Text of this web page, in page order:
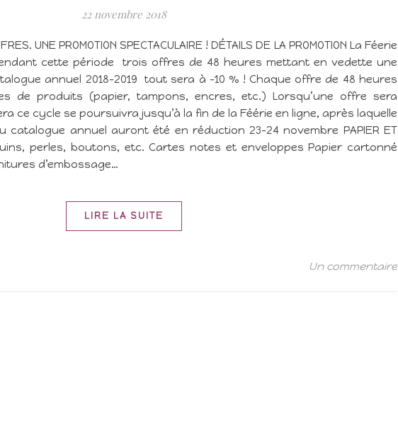
22 novembre 2018
UNE PROMOTION SPECTACULAIRE ! DÉTAILS DE LA PROMOTION La Féerie
cette période trois offres de 48 heures mettant en vedette une
annuel 2018-2019 tout sera à -10 % ! Chaque offre de 48 heures
de produits (papier, tampons, encres, etc.) Lorsqu’une offre sera
ce cycle se poursuivra jusqu’à la fin de la Féérie en ligne, après laquelle
catalogue annuel auront été en réduction 23-24 novembre PAPIER ET
perles, boutons, etc. Cartes notes et enveloppes Papier cartonné
d’embossage…
LIRE LA SUITE
Un commentaire